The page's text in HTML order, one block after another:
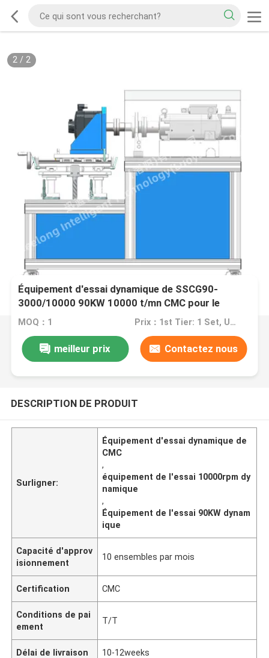
2/ 2
Équipement d'essai dynamique de SSCG90-
3000/10000 90KW 10000 t/mn CMC pour le
moteur de véhicule
MOQ：1 Prix：1st Tier: 1 Set, Unit Price USD 3.00 2nd Tier: 2-5 Sets, Unit Price USD 2.00 3rd Tier: Over 5 Sets, Unit Price USD 1.00
meilleur prix Contactez nous
DESCRIPTION DE PRODUIT
Surligner:
Équipement d'essai dynamique de
CMC
,
équipement de l'essai 10000rpm dy
namique
,
Équipement de l'essai 90KW dynam
ique
Capacité d'approv
isionnement
10 ensembles par mois
Certification CMC
Conditions de pai
ement
T/T
Délai de livraison 10-12weeks